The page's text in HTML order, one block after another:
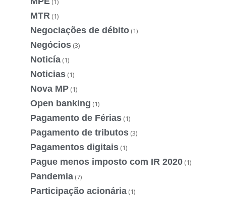
MTR (1)
Negociações de débito (1)
Negócios (3)
Noticía (1)
Noticias (1)
Nova MP (1)
Open banking (1)
Pagamento de Férias (1)
Pagamento de tributos (3)
Pagamentos digitais (1)
Pague menos imposto com IR 2020 (1)
Pandemia (7)
Participação acionária (1)